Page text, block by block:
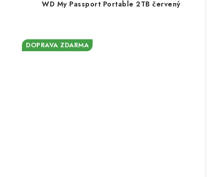
WD My Passport Portable 2TB červený
DOPRAVA ZDARMA